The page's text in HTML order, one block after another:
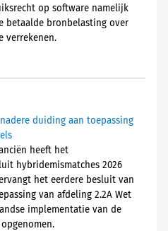
op software namelijk
betaalde bronbelasting over
verrekenen.
duiding aan toepassing
heeft het
hybridemismatches 2026
het eerdere besluit van
van afdeling 2.2A Wet
implementatie van de